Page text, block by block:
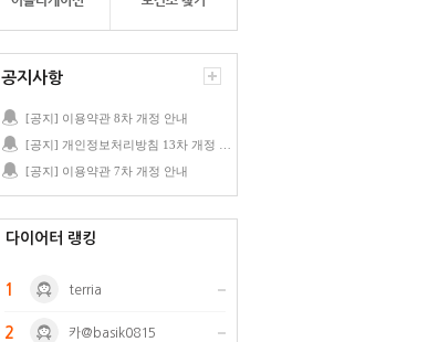
공지사항
[공지] 이용약관 8차 개정 안내
[공지] 이용약관 7차 개정 안내
다이어터 랭킹
1 terria
2 카@basik0815